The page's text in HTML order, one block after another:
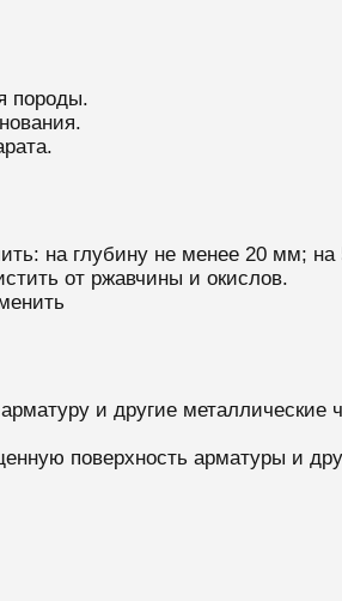
породы.
на глубину не менее 20 мм;
от ржавчины и окислов.
и другие
поверхность арматуры и